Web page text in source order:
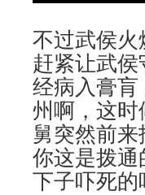
不过武侯
赶紧让武
经病入膏
州啊，这
舅突然前
你这是拨
下子吓死的